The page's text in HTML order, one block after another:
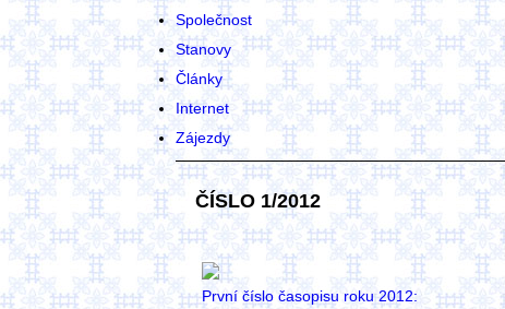
Společnost
Stanovy
Články
Internet
Zájezdy
ČÍSLO 1/2012
První číslo časopisu roku 2012: